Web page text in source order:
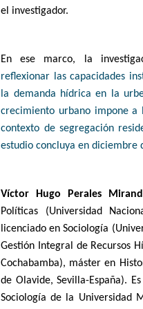
el investigador.
En ese marco, la
reflexionar las capacidades
la demanda hídrica en la
crecimiento urbano impone
contexto de segregación
estudio concluya en diciembre
Víctor Hugo Perales
Políticas (Universidad
licenciado en Sociología
Gestión Integral de Recursos
Cochabamba), máster en
de Olavide, Sevilla-España).
Sociología de la Universidad